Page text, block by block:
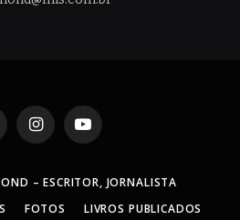
InstagramYouTube
– ESCRITOR, JORNALISTA
FOTOS LIVROS PUBLICADOS